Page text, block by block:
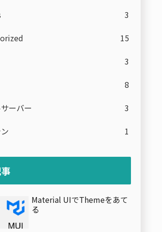
3
15
3
8
ーバー
3
1
Material UIでThemeをあて
る